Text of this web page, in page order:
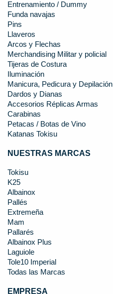
Entrenamiento / Dummy
Funda navajas
Pins
Llaveros
Arcos y Flechas
Merchandising Militar y policial
Tijeras de Costura
Iluminación
Manicura, Pedicura y Depilación
Dardos y Dianas
Accesorios Réplicas Armas
Carabinas
Petacas / Botas de Vino
Katanas Tokisu
NUESTRAS MARCAS
Tokisu
K25
Albainox
Pallés
Extremeña
Mam
Pallarés
Albainox Plus
Laguiole
Tole10 Imperial
Todas las Marcas
EMPRESA